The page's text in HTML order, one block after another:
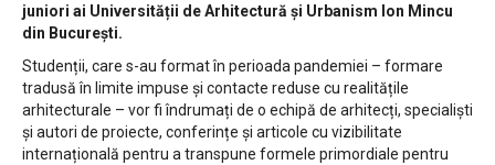
juniori ai Universității de Arhitectură și Urbanism Ion Mincu
din București.
Studenții, care s-au format în perioada pandemiei – formare
tradusă în limite impuse și contacte reduse cu realitățile
arhitecturale – vor fi îndrumați de o echipă de arhitecți, specialiști
și autori de proiecte, conferințe și articole cu vizibilitate
internațională pentru a transpune formele primordiale pentru